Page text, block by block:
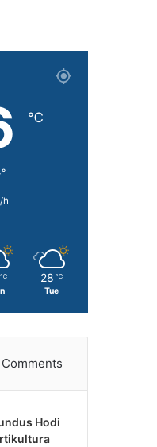
℃
h
℃ 28 ℃
Tue
Comments
Hodi